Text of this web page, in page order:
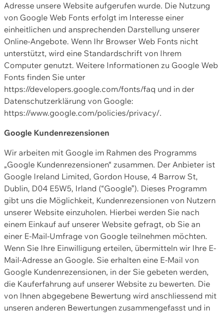
Adresse unsere Website aufgerufen wurde. Die Nutzung
von Google Web Fonts erfolgt im Interesse einer
einheitlichen und ansprechenden Darstellung unserer
Online-Angebote. Wenn Ihr Browser Web Fonts nicht
unterstützt, wird eine Standardschrift von Ihrem
Computer genutzt. Weitere Informationen zu Google Web
Fonts finden Sie unter
https://developers.google.com/fonts/faq und in der
Datenschutzerklärung von Google:
https://www.google.com/policies/privacy/.
Google Kundenrezensionen
Wir arbeiten mit Google im Rahmen des Programms
„Google Kundenrezensionen“ zusammen. Der Anbieter ist
Google Ireland Limited, Gordon House, 4 Barrow St,
Dublin, D04 E5W5, Irland (“Google”). Dieses Programm
gibt uns die Möglichkeit, Kundenrezensionen von Nutzern
unserer Website einzuholen. Hierbei werden Sie nach
einem Einkauf auf unserer Website gefragt, ob Sie an
einer E-Mail-Umfrage von Google teilnehmen möchten.
Wenn Sie Ihre Einwilligung erteilen, übermitteln wir Ihre E-
Mail-Adresse an Google. Sie erhalten eine E-Mail von
Google Kundenrezensionen, in der Sie gebeten werden,
die Kauferfahrung auf unserer Website zu bewerten. Die
von Ihnen abgegebene Bewertung wird anschliessend mit
unseren anderen Bewertungen zusammengefasst und in